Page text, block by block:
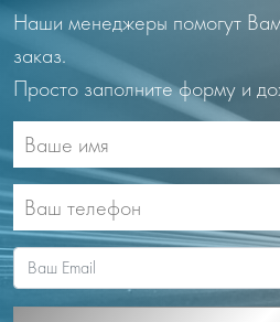
Наши менеджеры помогут
заказ.
Просто заполните форму и